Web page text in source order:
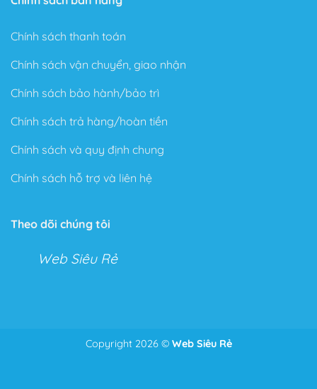
Chính sách thanh toán
Chính sách vận chuyển, giao nhận
Chính sách bảo hành/bảo trì
Chính sách trả hàng/hoàn tiền
Chính sách và quy định chung
Chính sách hỗ trợ và liên hệ
Theo dõi chúng tôi
Web Siêu Rẻ
Copyright 2026 © Web Siêu Rẻ